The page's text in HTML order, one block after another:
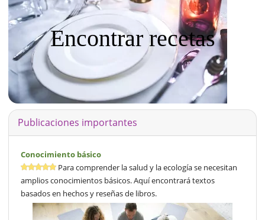
Encontrar recetas
Publicaciones importantes
Conocimiento básico
Para comprender la salud y la ecología se necesitan
amplios conocimientos básicos. Aquí encontrará textos
basados en hechos y reseñas de libros.